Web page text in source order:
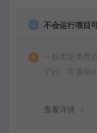
不会运行项目
一般都是免费
了的。有通用
查看详情